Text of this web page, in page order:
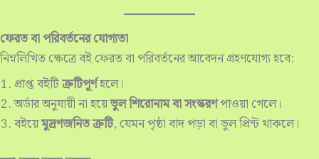
ফেরত বা পরিবর্তনের যোগ্যতা
নিম্নলিখিত ক্ষেত্রে বই ফেরত বা পরিবর্তনের আবেদন গ্রহণযোগ্য হবে:
প্রাপ্ত বইটিত্রুটিপূর্ণহলে।
অর্ডার অনুযায়ী না হয়েভুল শিরোনাম বা সংস্করণপাওয়া গেলে।
বইয়েমুদ্রণজনিত ত্রুটি, যেমন পৃষ্ঠা বাদ পড়া বা ভুল প্রিন্ট থাকলে।